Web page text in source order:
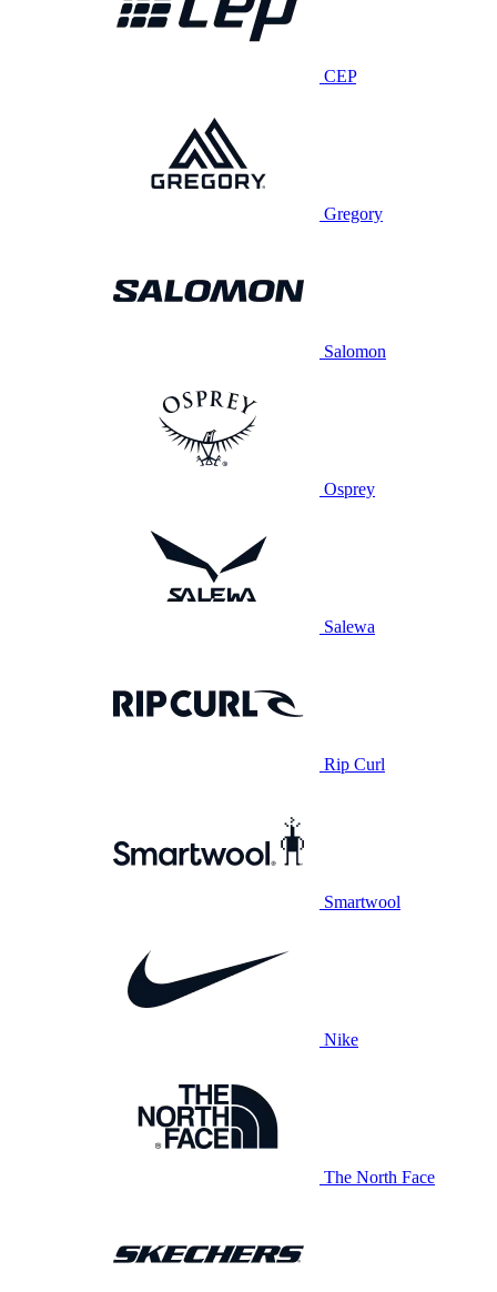
CEP
Gregory
Salomon
Osprey
Salewa
Rip Curl
Smartwool
Nike
The North Face